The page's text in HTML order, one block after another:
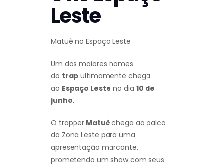
Leste
Matuê no Espaço Leste
Um dos maiores nomes
do trap ultimamente chega
ao Espaço Leste no dia 10 de
junho.
O trapper Matuê chega ao palco
da Zona Leste para uma
apresentação marcante,
prometendo um show com seus